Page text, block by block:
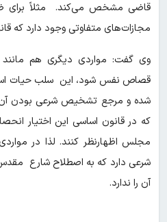
قاضی مشخص می‌کند. مثلاً برای
مجازات‌های متفاوتی وجود دارد که
وی گفت: مواردی دیگری هم
قصاص نفس شود، این سلب حیات
شده و مرجع تشخیص شرعی بودن
که در قانون اساسی این اختیار
مجلس اظهارنظر کنند. لذا در
شرعی دارد که به اصطلاح شارع
آن را ندارد.